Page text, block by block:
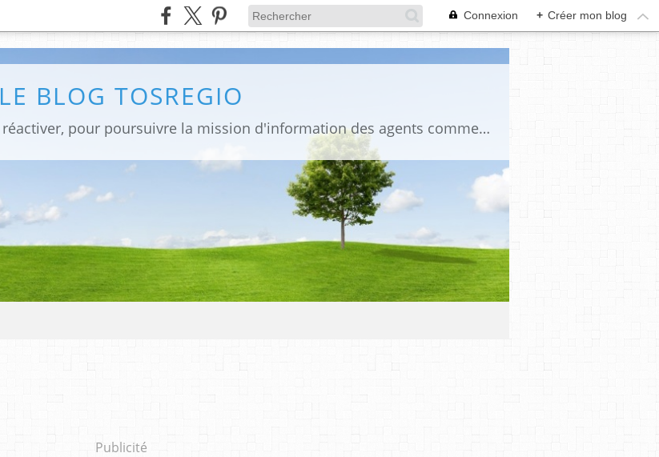
Connexion + Créer mon blog
LE BLOG TOSREGIO
Ce 23 mai 2024, le blog "tosregio" est réactiver, pour poursuivre la mission d'information des agents commencée depuis des années. Toutes les structures connaissent des crises, 2022-2023 ont été perturbéées, mais les militants CFDT ont gardé le cap. D'autres ont fait un autre choix, la situation commence à se clarifier vraiment, donc nous relançons ce blog à 100% CFDT !
Publicité